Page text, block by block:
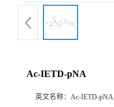
Ac-IETD-pNA
英文名称： Ac-IETD-pNA